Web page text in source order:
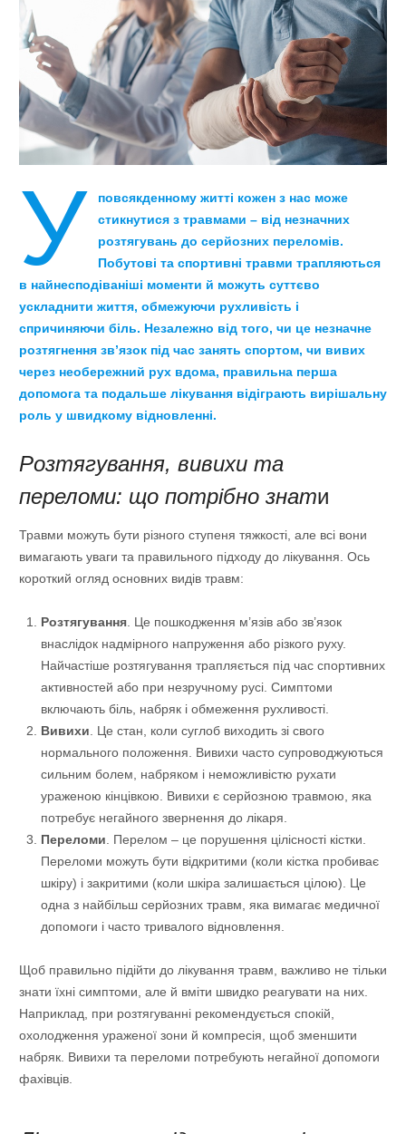
У
повсякденному житті кожен з нас може
стикнутися з травмами – від незначних
розтягувань до серйозних переломів.
Побутові та спортивні травми трапляються
в найнесподіваніші моменти й можуть суттєво
ускладнити життя, обмежуючи рухливість і
спричиняючи біль. Незалежно від того, чи це незначне
розтягнення зв’язок під час занять спортом, чи вивих
через необережний рух вдома, правильна перша
допомога та подальше лікування відіграють вирішальну
роль у швидкому відновленні.
Розтягування, вивихи та
переломи: що потрібно знати
Травми можуть бути різного ступеня тяжкості, але всі вони
вимагають уваги та правильного підходу до лікування. Ось
короткий огляд основних видів травм:
Розтягування. Це пошкодження м’язів або зв’язок
внаслідок надмірного напруження або різкого руху.
Найчастіше розтягування трапляється під час спортивних
активностей або при незручному русі. Симптоми
включають біль, набряк і обмеження рухливості.
Вивихи . Це стан, коли суглоб виходить зі свого
нормального положення. Вивихи часто супроводжуються
сильним болем, набряком і неможливістю рухати
ураженою кінцівкою. Вивихи є серйозною травмою, яка
потребує негайного звернення до лікаря.
Переломи . Перелом – це порушення цілісності кістки.
Переломи можуть бути відкритими (коли кістка пробиває
шкіру) і закритими (коли шкіра залишається цілою). Це
одна з найбільш серйозних травм, яка вимагає медичної
допомоги і часто тривалого відновлення.
Щоб правильно підійти до лікування травм, важливо не тільки
знати їхні симптоми, але й вміти швидко реагувати на них.
Наприклад, при розтягуванні рекомендується спокій,
охолодження ураженої зони й компресія, щоб зменшити
набряк. Вивихи та переломи потребують негайної допомоги
фахівців.